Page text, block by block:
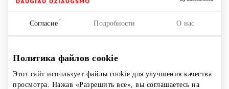
Согласие Подробности О нас
Политика файлов cookie
Этот сайт использует файлы cookie для улучшения качества
просмотра. Нажав «Разрешить все», вы соглашаетесь на